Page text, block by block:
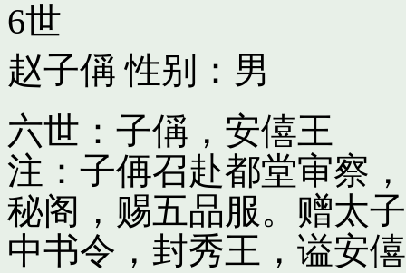
6世
赵子偁 性别：男
六世：子偁，安僖王
注：子侢召赴都堂审察
秘阁，赐五品服。赠太
中书令，封秀王，谥安